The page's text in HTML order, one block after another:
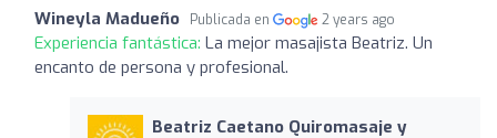
Wineyla Madueño Publicada en 2 years ago
Experiencia fantástica: La mejor masajista Beatriz. Un
encanto de persona y profesional.
Beatriz Caetano Quiromasaje y